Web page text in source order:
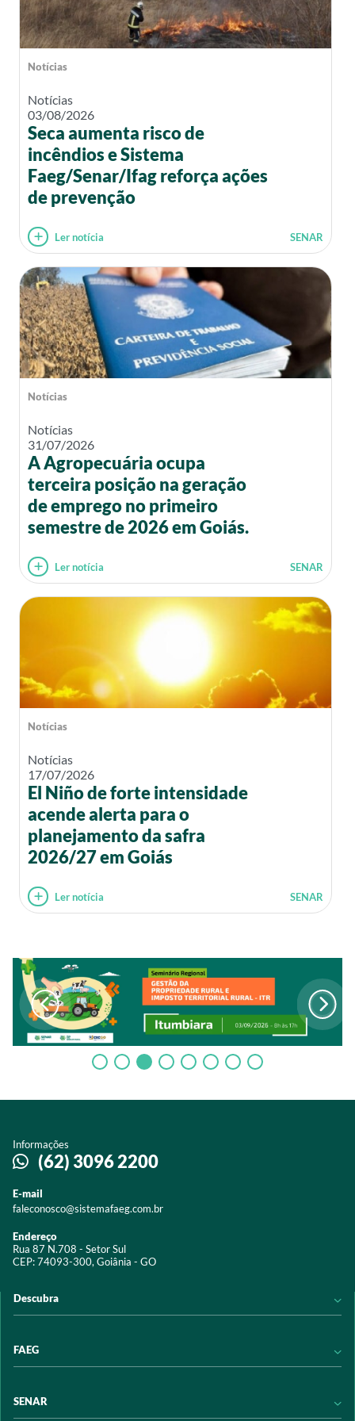
Notícias
Notícias
03/08/2026
Seca aumenta risco de
incêndios e Sistema
Faeg/Senar/Ifag reforça ações
de prevenção
Ler notícia SENAR
Notícias
Notícias
31/07/2026
A Agropecuária ocupa
terceira posição na geração
de emprego no primeiro
semestre de 2026 em Goiás.
Ler notícia SENAR
Notícias
Notícias
17/07/2026
El Niño de forte intensidade
acende alerta para o
planejamento da safra
2026/27 em Goiás
Ler notícia SENAR
Informações
(62) 3096 2200
E-mail
faleconosco@sistemafaeg.com.br
Endereço
Rua 87 N.708 - Setor Sul
CEP: 74093-300, Goiânia - GO
Descubra
Acervo digital
Programas e Serviços
FAEG
Transparência
SENAR